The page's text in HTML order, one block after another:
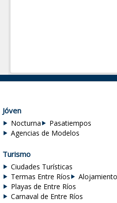
Jóven
Nocturna
Pasatiempos
Agencias de Modelos
Turismo
Ciudades Turísticas
Termas Entre Ríos
Playas de Entre Ríos
Carnaval de Entre Ríos